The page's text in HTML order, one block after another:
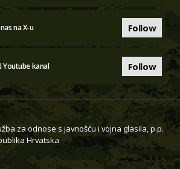
na X-u Follow
Youtube kanal Follow
za odnose s javnošću i vojna glasila, p.p.
Hrvatska